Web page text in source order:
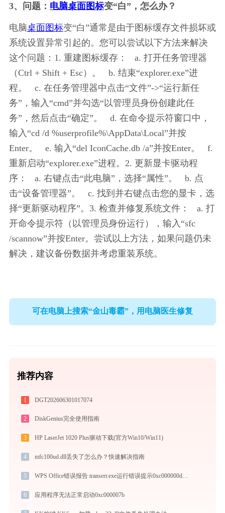
3、问题： 电脑桌面图标变“白”，怎么办？
电脑桌面图标变“白”通常是由于图标缓存文件损坏或
系统设置异常引起的。您可以尝试以下方法来解决
这个问题：1. 重建图标缓存：   a. 打开任务管理器
（Ctrl + Shift + Esc）。   b. 结束“explorer.exe”进
程。   c. 在任务管理器中点击“文件”->“运行新任
务”，输入“cmd”并勾选“以管理员身份创建此任
务”，然后点击“确定”。   d. 在命令提示符窗口中，
输入“cd /d %userprofile%\AppData\Local”并按
Enter。   e. 输入“del IconCache.db /a”并按Enter。   f.
重新启动“explorer.exe”进程。2. 更新显卡驱动程
序：   a. 右键点击“此电脑”，选择“属性”。   b. 点
击“设备管理器”。   c. 找到并右键点击您的显卡，选
择“更新驱动程序”。3. 检查并修复系统文件：   a. 打
开命令提示符（以管理员身份运行），输入“sfc
/scannow”并按Enter。尝试以上方法，如果问题仍未
解决，建议备份数据并考虑重装系统。
可在电脑上搜索“金山毒霸”，用电脑医生修复
推荐内容
1 DGT202606301017074
2 DiskGenius完全使用指南
3 HP LaserJet 1020 Plus驱动下载(官方Win10/Win11)
4 mfc100ud.dll丢失了怎么办？快速解决指南
5 WPS Office错误报告 transerr.exe运行错误提示0xc000000d的解决办法
6 应用程序无法正常启动0xc000007b